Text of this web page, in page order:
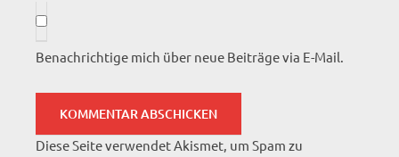
Benachrichtige mich über neue Beiträge via E-Mail.
Diese Seite verwendet Akismet, um Spam zu